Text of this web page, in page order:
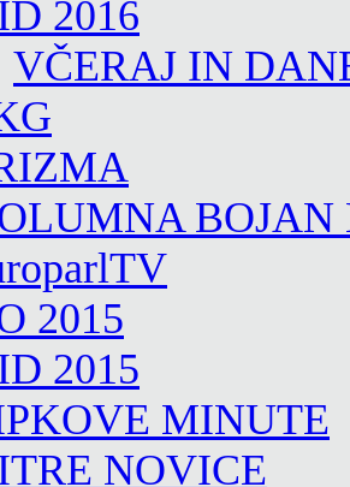
2016
VČERAJ IN
BOJAN
2015
2015
MINUTE
NOVICE